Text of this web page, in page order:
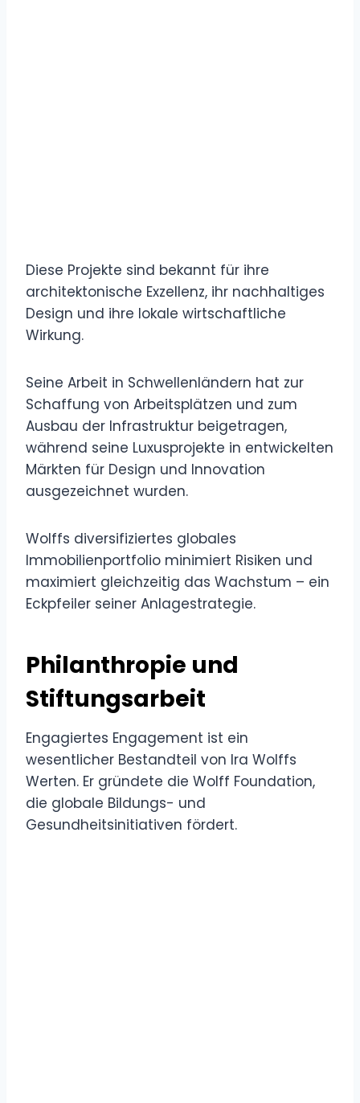
Diese Projekte sind bekannt für ihre
architektonische Exzellenz, ihr nachhaltiges
Design und ihre lokale wirtschaftliche
Wirkung.
Seine Arbeit in Schwellenländern hat zur
Schaffung von Arbeitsplätzen und zum
Ausbau der Infrastruktur beigetragen,
während seine Luxusprojekte in entwickelten
Märkten für Design und Innovation
ausgezeichnet wurden.
Wolffs diversifiziertes globales
Immobilienportfolio minimiert Risiken und
maximiert gleichzeitig das Wachstum – ein
Eckpfeiler seiner Anlagestrategie.
Philanthropie und
Stiftungsarbeit
Engagiertes Engagement ist ein
wesentlicher Bestandteil von Ira Wolffs
Werten. Er gründete die Wolff Foundation,
die globale Bildungs- und
Gesundheitsinitiativen fördert.